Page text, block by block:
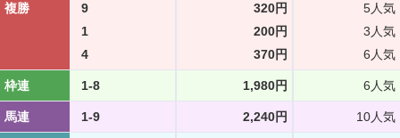
複勝 9 320円
5人気
1
200円
3人気
4
370円 6人気
枠連 1-8 1,980円 6人気
馬連 1-9 2,240円 10人気